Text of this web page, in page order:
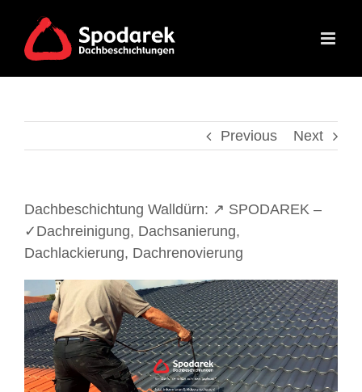
content
Previous Next
Dachbeschichtung Walldürn: ↗️ SPODAREK –
✓Dachreinigung, Dachsanierung,
Dachlackierung, Dachrenovierung